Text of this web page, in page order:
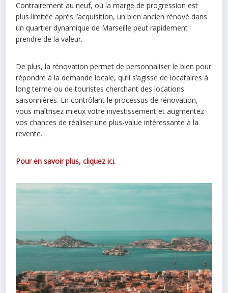
Contrairement au neuf, où la marge de progression est
plus limitée après l’acquisition, un bien ancien rénové dans
un quartier dynamique de Marseille peut rapidement
prendre de la valeur.
De plus, la rénovation permet de personnaliser le bien pour
répondre à la demande locale, qu’il s’agisse de locataires à
long terme ou de touristes cherchant des locations
saisonnières. En contrôlant le processus de rénovation,
vous maîtrisez mieux votre investissement et augmentez
vos chances de réaliser une plus-value intéressante à la
revente.
Pour en savoir plus, cliquez ici.